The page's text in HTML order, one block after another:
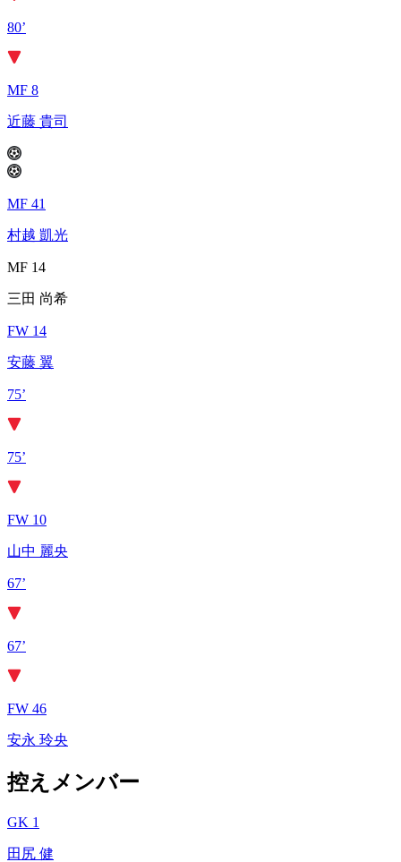
80’
MF 8
近藤 貴司
MF 41
村越 凱光
MF 14
三田 尚希
FW 14
安藤 翼
75’
75’
FW 10
山中 麗央
67’
67’
FW 46
安永 玲央
控えメンバー
GK 1
田尻 健